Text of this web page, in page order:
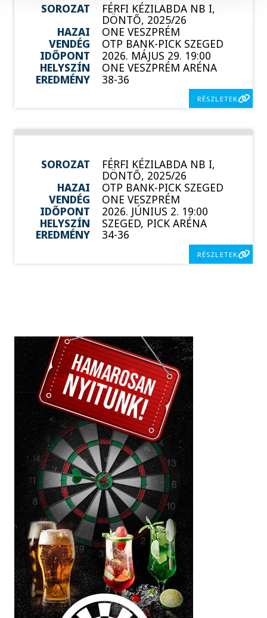
SOROZAT FÉRFI KÉZILABDA NB I,
DÖNTŐ, 2025/26
HAZAI
ONE VESZPRÉM
VENDÉG
OTP BANK-PICK SZEGED
IDŐPONT
2026. MÁJUS 29. 19:00
HELYSZÍN
ONE VESZPRÉM ARÉNA
EREDMÉNY
38-36
RÉSZLETEK
SOROZAT FÉRFI KÉZILABDA NB I,
DÖNTŐ, 2025/26
HAZAI
OTP BANK-PICK SZEGED
VENDÉG
ONE VESZPRÉM
IDŐPONT
2026. JÚNIUS 2. 19:00
HELYSZÍN
SZEGED, PICK ARÉNA
EREDMÉNY
34-36
RÉSZLETEK